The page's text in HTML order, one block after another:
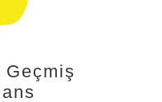
Geçmiş